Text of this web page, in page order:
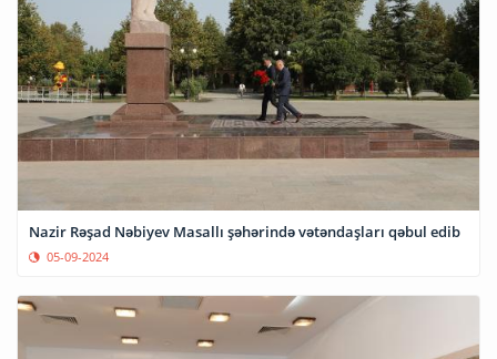
Nazir Rəşad Nəbiyev Masallı şəhərində vətəndaşları qəbul edib
05-09-2024